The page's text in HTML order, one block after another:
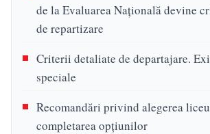
de la Evaluarea Națională devine
de repartizare
Criterii detaliate de departajare.
speciale
Recomandări privind alegerea
completarea opțiunilor